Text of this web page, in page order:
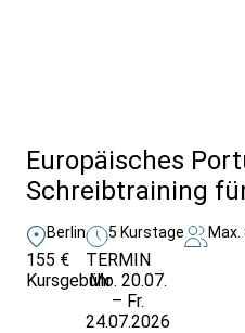
Europäisches
Schreibtraining
Berlin 5 Kurstage
155 €
Kursgebühr
TERMIN
Mo. 20.07.
– Fr.
24.07.2026